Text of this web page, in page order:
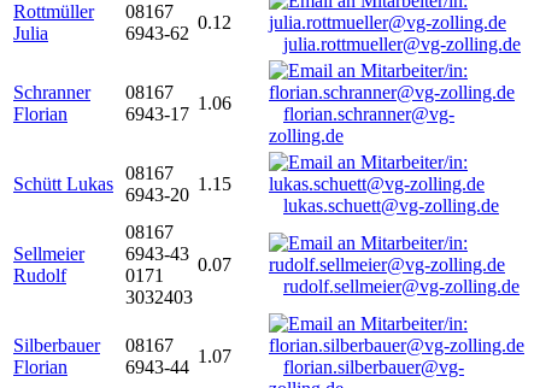
Rottmüller
Julia
08167
6943-62
0.12
julia.rottmueller@vg-zolling.de
Schranner
Florian
08167
6943-17
1.06
florian.schranner@vg-
zolling.de
Schütt Lukas
08167
6943-20
1.15
lukas.schuett@vg-zolling.de
Sellmeier
Rudolf
08167
6943-43
0171
3032403
0.07
rudolf.sellmeier@vg-zolling.de
Silberbauer
Florian
08167
6943-44
1.07
florian.silberbauer@vg-